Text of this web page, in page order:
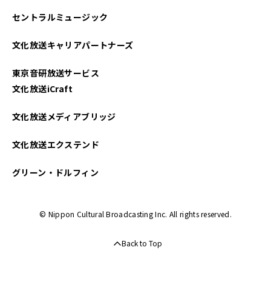
2025年01月
2024年12月
2024年11月
セントラルミュージック
文化放送キャリアパートナーズ
東京音研放送サービス
文化放送iCraft
文化放送メディアブリッジ
文化放送エクステンド
グリーン・ドルフィン
© Nippon Cultural Broadcasting Inc. All rights reserved.
Back to Top